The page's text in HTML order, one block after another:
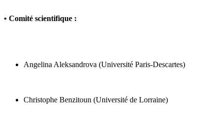
• Comité scientifique :
Angelina Aleksandrova (Université Paris-Descartes)
Christophe Benzitoun (Université de Lorraine)